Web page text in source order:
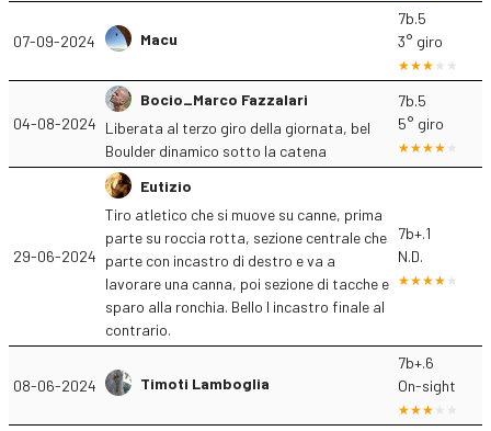
07-09-2024 Macu
7b.5
3° giro
04-08-2024
Bocio_Marco Fazzalari
Liberata al terzo giro della giornata, bel
Boulder dinamico sotto la catena
7b.5
5° giro
29-06-2024
Eutizio
Tiro atletico che si muove su canne, prima
parte su roccia rotta, sezione centrale che
parte con incastro di destro e va a
lavorare una canna, poi sezione di tacche e
sparo alla ronchia. Bello l incastro finale al
contrario.
7b+.1
N.D.
08-06-2024 Timoti Lamboglia
7b+.6
On-sight